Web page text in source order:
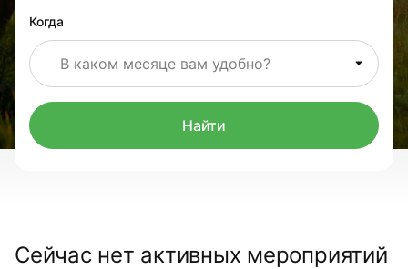
Когда
В каком месяце вам удобно?
Найти
Сейчас нет активных мероприятий